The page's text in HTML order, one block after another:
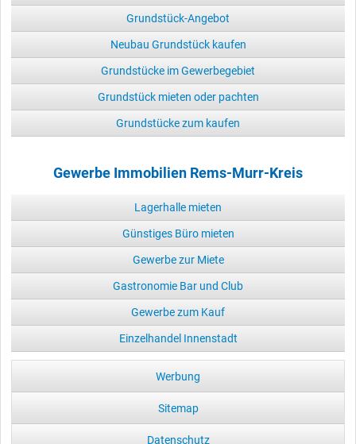
Grundstück-Angebot
Neubau Grundstück kaufen
Grundstücke im Gewerbegebiet
Grundstück mieten oder pachten
Grundstücke zum kaufen
Gewerbe Immobilien Rems-Murr-Kreis
Lagerhalle mieten
Günstiges Büro mieten
Gewerbe zur Miete
Gastronomie Bar und Club
Gewerbe zum Kauf
Einzelhandel Innenstadt
Werbung
Sitemap
Datenschutz